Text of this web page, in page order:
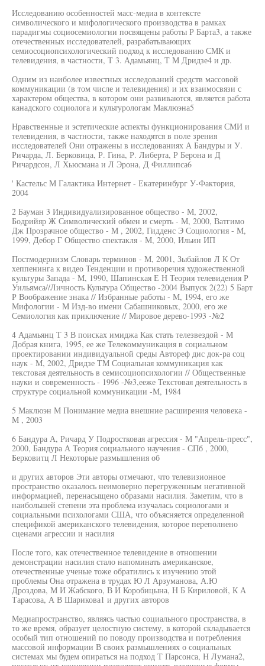
Исследованию особенностей масс-медиа в контексте
символического и мифологического производства в рамках
парадигмы социосемиологии посвящены работы Р Барта3, а также
отечественных исследователей, разрабатывающих
семиосоциопсихологический подход к исследованию СМК и
телевидения, в частности, Т 3. Адамьянц, Т М Дридзе4 и др.
Одним из наиболее известных исследований средств массовой
коммуникации (в том числе и телевидения) и их взаимосвязи с
характером общества, в котором они развиваются, является работа
канадского социолога и культурологам Маклюэна5
Нравственные и эстетические аспекты функционирования СМИ и
телевидения, в частности, также находятся в поле зрения
исследователей Они отражены в исследованиях А Бандуры и У.
Ричарда, Л. Берковица, Р. Гина, Р. Либерта, Р Берона и Д
Ричардсон, Л Хьюсмана и Л Эрона, Д Филлипса6
' Кастельс М Галактика Интернет - Екатеринбург У-Фактория,
2004
2 Бауман 3 Индивидуализированное общество - М, 2002,
Бодрийяр Ж Символический обмен и смерть - М, 2000, Ватгимо
Дж Прозрачное общество - М , 2002, Гидденс Э Социология - М,
1999, Дебор Г Общество спектакля - М, 2000, Ильин ИП
Постмодернизм Словарь терминов - М, 2001, Зыбайлов Л К От
хеппенинга к видео Тенденции и противоречия художественной
культуры Запада - М, 1990, Шапинская Е Н Теория телевидения Р
Уильямса//Личность Культура Общество -2004 Выпуск 2(22) 5 Барт
Р Воображение знака // Избранные работы - М, 1994, его же
Мифологии - М Изд-во имени Сабашниковых, 2000, его же
Семиология как приключение // Мировое дерево-1993 -№2
4 Адамьянц Т 3 В поисках имиджа Как стать телезвездой - М
Добрая книга, 1995, ее же Телекоммуникация в социальном
проектировании индивидуальной среды Автореф дис док-ра соц
наук - М, 2002, Дридзе ТМ Социальная коммуникация как
текстовая деятельность в семисоциопсихологии // Общественные
науки и современность - 1996 -№3,ееже Текстовая деятельность в
структуре социальной коммуникации -М, 1984
5 Маклюэн М Понимание медиа внешние расширения человека -
М , 2003
6 Бандура А, Ричард У Подростковая агрессия - М "Апрель-пресс",
2000, Бандура А Теория социального научения - СПб , 2000,
Берковитц Л Некоторые размышления об
и других авторов Эти авторы отмечают, что телевизионное
пространство оказалось неимоверно перегруженным негативной
информацией, перенасыщено образами насилия. Заметим, что в
наибольшей степени эта проблема изучалась социологами и
социальными психологами США, что объясняется определенной
спецификой американского телевидения, которое переполнено
сценами агрессии и насилия
После того, как отечественное телевидение в отношении
демонстрации насилия стало напоминать американское,
отечественные ученые тоже обратились к изучению этой
проблемы Она отражена в трудах Ю Л Арзуманова, А.Ю
Дроздова, М И Жабского, В И Коробицына, Н Б Кириловой, К А
Тарасова, А В Шарикова1 и других авторов
Медиапространство, являясь частью социального пространства, в
то же время, образует целостную систему, в которой складывается
особый тип отношений по поводу производства и потребления
массовой информации В своих размышлениях о социальных
системах мы будем опираться на подход Т Парсонса, Н Лумана2,